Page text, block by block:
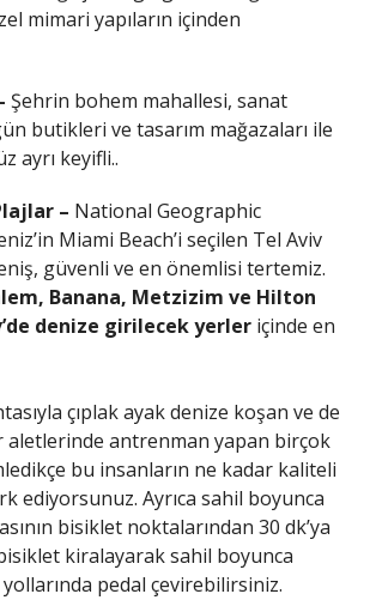
mimari yapıların içinden
Şehrin bohem mahallesi, sanat
butikleri ve tasarım mağazaları ile
ayrı keyifli..
– National Geographic
Miami Beach’i seçilen Tel Aviv
güvenli ve en önemlisi tertemiz.
Banana, Metzizim ve Hilton
denize girilecek yerleriçinde en
çıplak ayak denize koşan ve de
aletlerinde antrenman yapan birçok
bu insanların ne kadar kaliteli
ediyorsunuz. Ayrıca sahil boyunca
bisiklet noktalarından 30 dk’ya
kiralayarak sahil boyunca
pedal çevirebilirsiniz.